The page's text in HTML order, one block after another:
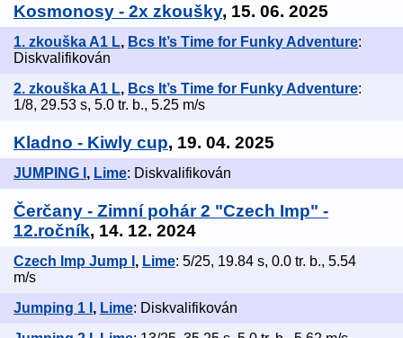
Kosmonosy - 2x zkoušky, 15. 06. 2025
1. zkouška A1 L, Bcs It’s Time for Funky Adventure:
Diskvalifikován
2. zkouška A1 L, Bcs It’s Time for Funky Adventure:
1/8, 29.53 s, 5.0 tr. b., 5.25 m/s
Kladno - Kiwly cup, 19. 04. 2025
JUMPING I , Lime: Diskvalifikován
Čerčany - Zimní pohár 2 "Czech Imp" -
12.ročník, 14. 12. 2024
Czech Imp Jump I , Lime: 5/25, 19.84 s, 0.0 tr. b., 5.54
m/s
Jumping 1 I , Lime: Diskvalifikován